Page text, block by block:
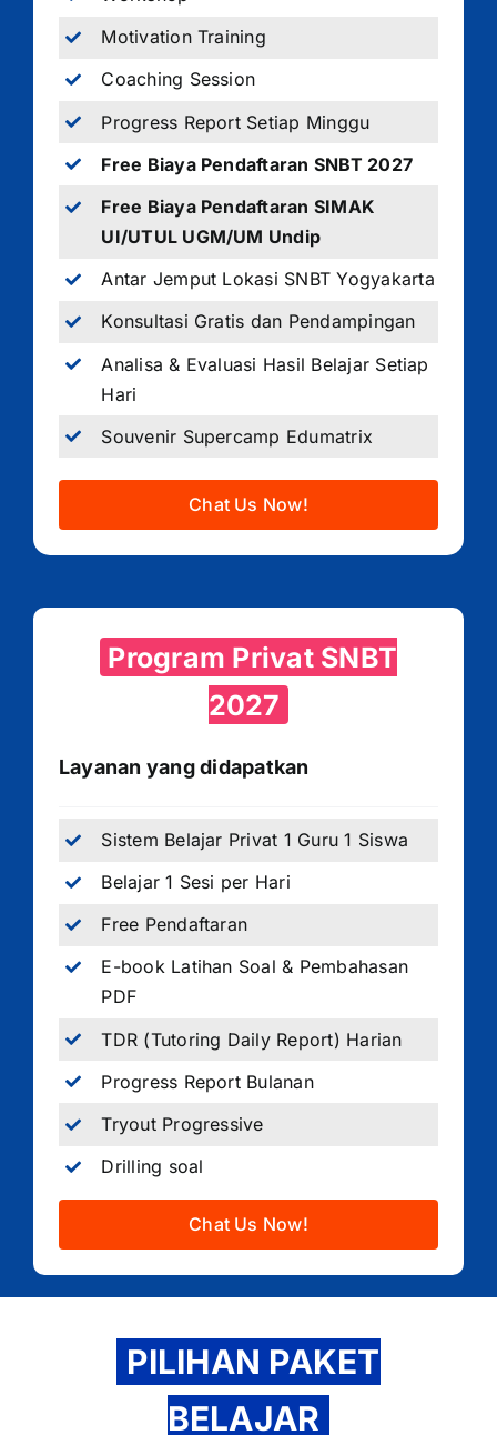
Motivation Training
Coaching Session
Progress Report Setiap Minggu
Free Biaya Pendaftaran SNBT 2027
Free Biaya Pendaftaran SIMAK
UI/UTUL UGM/UM Undip
Antar Jemput Lokasi SNBT Yogyakarta
Konsultasi Gratis dan Pendampingan
Analisa & Evaluasi Hasil Belajar Setiap
Hari
Souvenir Supercamp Edumatrix
Chat Us Now!
Program Privat SNBT
2027
Layanan yang didapatkan
Sistem Belajar Privat 1 Guru 1 Siswa
Belajar 1 Sesi per Hari
Free Pendaftaran
E-book Latihan Soal & Pembahasan
PDF
TDR (Tutoring Daily Report) Harian
Progress Report Bulanan
Tryout Progressive
Drilling soal
Chat Us Now!
PILIHAN PAKET
BELAJAR